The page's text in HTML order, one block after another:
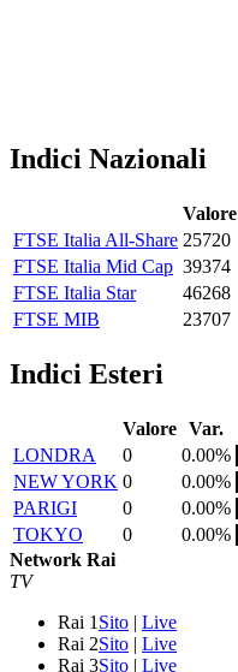
Indici Nazionali
Valore
FTSE Italia All-Share 25720
FTSE Italia Mid Cap 39374
FTSE Italia Star
46268
FTSE MIB
23707
Indici Esteri
Valore Var.
LONDRA
0
0.00%
NEW YORK 0
0.00%
PARIGI
0
0.00%
TOKYO
0
0.00%
Network Rai
TV
Rai 1 Sito | Live
Rai 2Sito | Live
Rai 3Sito | Live